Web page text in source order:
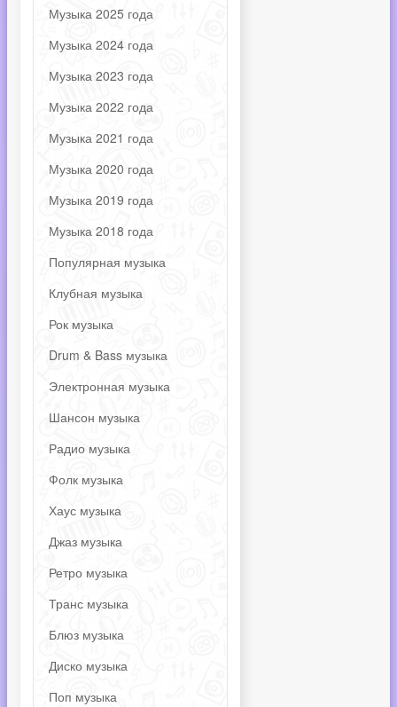
Музыка 2025 года
Музыка 2024 года
Музыка 2023 года
Музыка 2022 года
Музыка 2021 года
Музыка 2020 года
Музыка 2019 года
Музыка 2018 года
Популярная музыка
Клубная музыка
Рок музыка
Drum & Bass музыка
Электронная музыка
Шансон музыка
Радио музыка
Фолк музыка
Хаус музыка
Джаз музыка
Ретро музыка
Транс музыка
Блюз музыка
Диско музыка
Поп музыка